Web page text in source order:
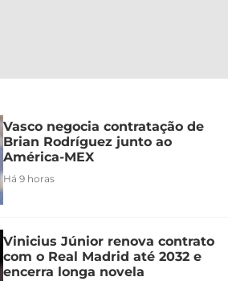
Vasco negocia contratação de
Brian Rodríguez junto ao
América-MEX
Há 9 horas
Vinicius Júnior renova contrato
com o Real Madrid até 2032 e
encerra longa novela